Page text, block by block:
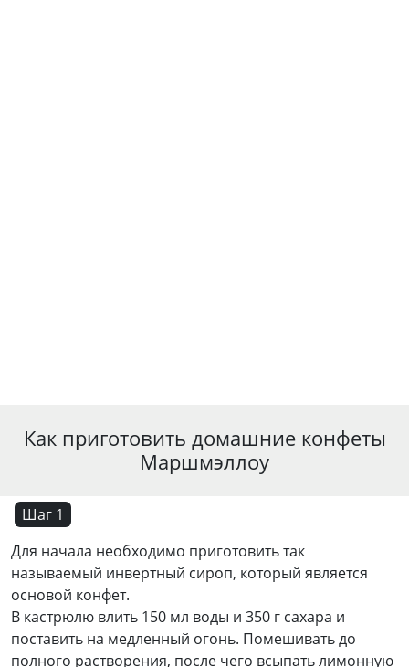
Как приготовить домашние конфеты
Маршмэллоу
Шаг 1
Для начала необходимо приготовить так
называемый инвертный сироп, который является
основой конфет.
В кастрюлю влить 150 мл воды и 350 г сахара и
поставить на медленный огонь. Помешивать до
полного растворения, после чего всыпать лимонную